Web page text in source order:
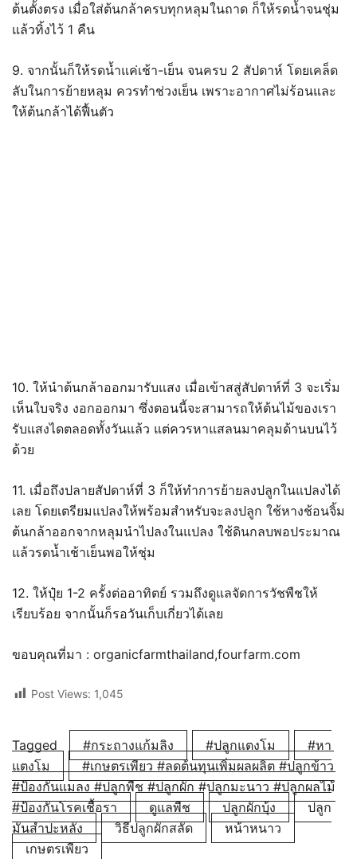
ต้นตั้งตรง เมื่อใส่ต้นกล้าครบทุกหลุมในถาด ก็ให้รดน้ำจนชุ่ม
แล้วทิ้งไว้ 1 คืน
9. จากนั้นก็ให้รดน้ำแค่เช้า-เย็น จนครบ 2 สัปดาห์ โดยเคล็ด
ลับในการย้ายหลุม ควรทำช่วงเย็น เพราะอากาศไม่ร้อนและ
ให้ต้นกล้าได้ฟื้นตัว
10. ให้นำต้นกล้าออกมารับแสง เมื่อเข้าสสู่สัปดาห์ที่ 3 จะเริ่ม
เห็นใบจริง งอกออกมา ซึ่งตอนนี้จะสามารถให้ต้นไม้ของเรา
รับแสงไดตลอดทั้งวันแล้ว แต่ควรหาแสลนมาคลุมด้านบนไว้
ด้วย
11. เมื่อถึงปลายสัปดาห์ที่ 3 ก็ให้ทำการย้ายลงปลูกในแปลงได้
เลย โดยเตรียมแปลงให้พร้อมสำหรับจะลงปลูก ใช้หางช้อนจิ้ม
ต้นกล้าออกจากหลุมนำไปลงในแปลง ใช้ดินกลบพอประมาณ
แล้วรดน้ำเช้าเย็นพอให้ชุ่ม
12. ให้ปุ๋ย 1-2 ครั้งต่ออาทิตย์ รวมถึงดูแลจัดการวัชพืชให้
เรียบร้อย จากนั้นก็รอวันเก็บเกี่ยวได้เลย
ขอบคุณที่มา : organicfarmthailand,fourfarm.com
Post Views: 1,045
Tagged #กระถางแก้มลิง #ปลูกแตงโม
#หา
แตงโม
#เกษตรเพียว #ลดต้นทุนเพิ่มผลผลิต #ปลูกข้าว
#ป้องกันแมลง #ปลูกพืช #ปลูกผัก #ปลูกมะนาว #ปลูกผลไม้
#ป้องกันโรคเชื้อรา
ดูแลพืช ปลูกผักบุ้ง
ปลูก
มันสำปะหลัง
วิธีปลูกผักสลัด
หน้าหนาว
เกษตรเพียว